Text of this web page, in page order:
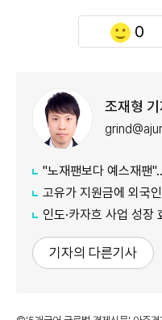
0
조재형
"노재팬보다 예스재팬"…
고유가 지원금에 외국인
인도·카자흐 사업 성장
기자의 다른기사